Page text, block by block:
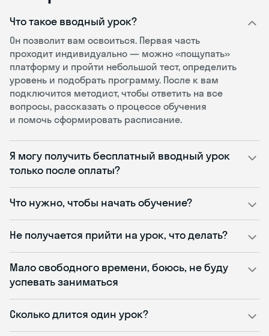
Что такое вводный урок?
Он позволит вам освоиться. Первая часть
проходит индивидуально — можно «пощупать»
платформу и пройти небольшой тест, определить
уровень и подобрать программу. После к вам
подключится методист, чтобы ответить на все
вопросы, рассказать о процессе обучения
и помочь сформировать расписание.
Я могу получить бесплатный вводный урок
только после оплаты?
Что нужно, чтобы начать обучение?
Не получается прийти на урок, что делать?
Мало свободного времени, боюсь, не буду
успевать заниматься
Сколько длится один урок?